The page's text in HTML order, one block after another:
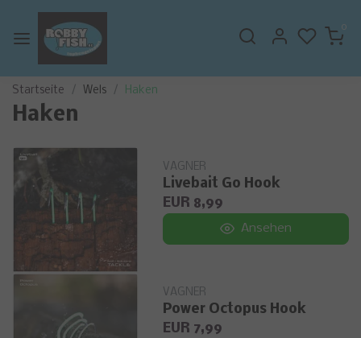
0
Startseite Wels Haken
Haken
VAGNER
Livebait Go Hook
EUR 8,99
Ansehen
VAGNER
Power Octopus Hook
EUR 7,99